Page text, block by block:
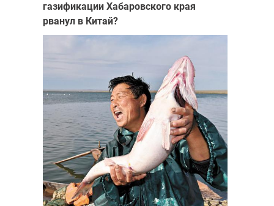
газификации Хабаровского края
рванул в Китай?